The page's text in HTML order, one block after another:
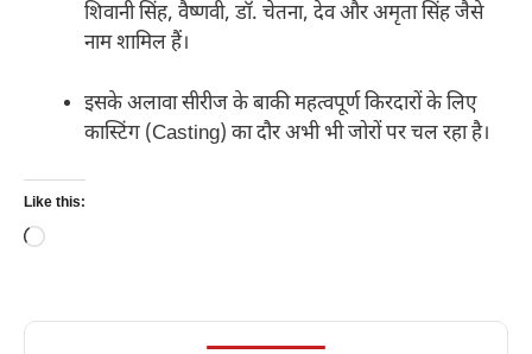
शिवानी सिंह, वैष्णवी, डॉ. चेतना, देव और अमृता सिंह जैसे
नाम शामिल हैं।
इसके अलावा सीरीज के बाकी महत्वपूर्ण किरदारों के लिए
कास्टिंग (Casting) का दौर अभी भी जोरों पर चल रहा है।
Like this:
Loading…